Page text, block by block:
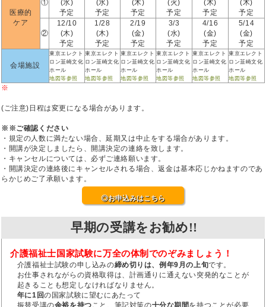
医療的
ケア
①
(水)
予定
(水)
予定
(木)
予定
(火)
予定
(木)
予定
(木)
予定
②
12/10
(木)
予定
1/28
(木)
予定
2/19
(金)
予定
3/3
(水)
予定
4/16
(金)
予定
5/14
(金)
予定
会場施設
東京エレクト
ロン韮崎文化
ホール
地図等参照
東京エレクト
ロン韮崎文化
ホール
地図等参照
東京エレクト
ロン韮崎文化
ホール
地図等参照
東京エレクト
ロン韮崎文化
ホール
地図等参照
東京エレクト
ロン韮崎文化
ホール
地図等参照
東京エレクト
ロン韮崎文化
ホール
地図等参照
※
(ご注意)日程は変更になる場合があります。
※※ご確認ください
・規定の人数に満たない場合、延期又は中止をする場合があります。
・開講が決定しましたら、開講決定の連絡を致します。
・キャンセルについては、必ずご連絡願います。
・開講決定の連絡後にキャンセルされる場合、返金は基本応じかねますのであ
らかじめご了承願います。
◎お申込みはこちら
早期の受講をお勧め!!
介護福祉士国家試験に万全の体制でのぞみましょう！
介護福祉士試験の申し込みの締め切りは、例年9月の上旬です。
お仕事されながらの資格取得は、計画通りに通えない突発的なことが
起きることも想定しなければなりません。
年に1回の国家試験に望むにあたって